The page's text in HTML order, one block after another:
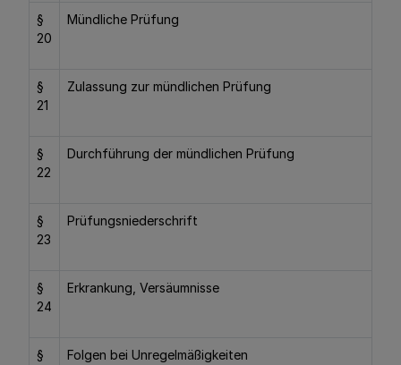
§
20
Mündliche Prüfung
§
21
Zulassung zur mündlichen Prüfung
§
22
Durchführung der mündlichen Prüfung
§
23
Prüfungsniederschrift
§
24
Erkrankung, Versäumnisse
§ Folgen bei Unregelmäßigkeiten